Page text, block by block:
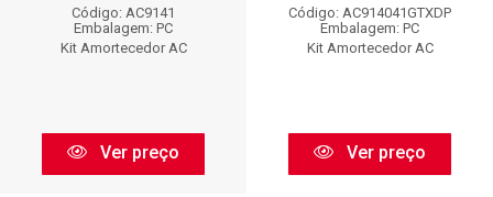
Código: AC9141
Embalagem: PC
Kit Amortecedor AC
Ver preço
Código: AC914041GTXDP
Embalagem: PC
Kit Amortecedor AC
Ver preço